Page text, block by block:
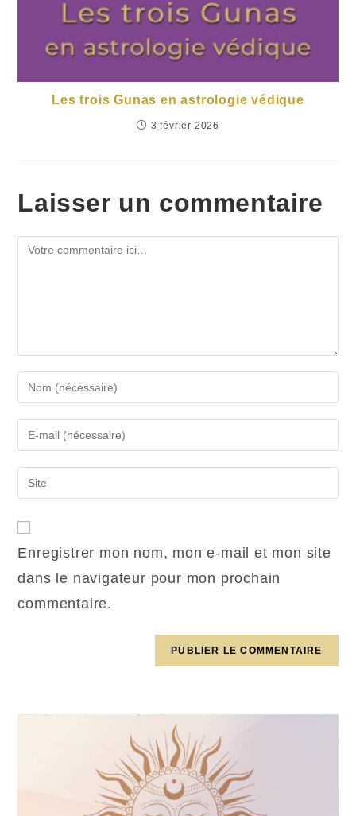
Les trois Gunas en astrologie védique
3 février 2026
Laisser un commentaire
Enregistrer mon nom, mon e-mail et mon site
dans le navigateur pour mon prochain
commentaire.